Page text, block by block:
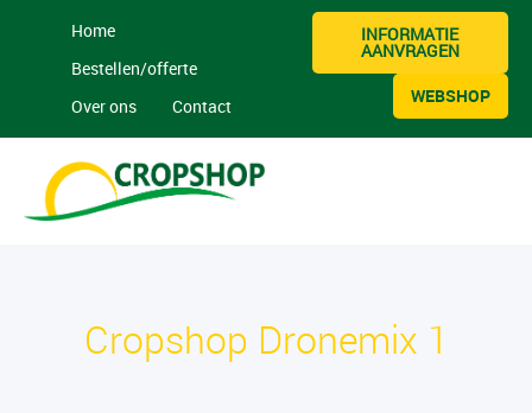
Home
Bestellen/offerte
Over ons
Contact
INFORMATIE
AANVRAGEN
WEBSHOP
Cropshop Dronemix 1